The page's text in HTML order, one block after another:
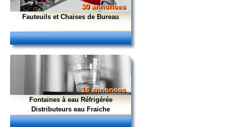
30 annonces
Fauteuils et Chaises de Bureau
16 annonces
Fontaines à eau Réfrigérée
Distributeurs eau Fraiche